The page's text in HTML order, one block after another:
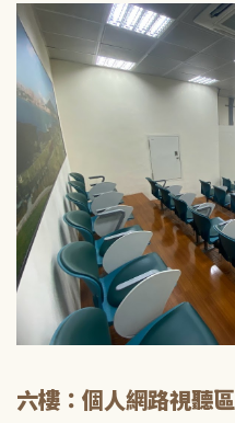
六樓：個人網路視聽